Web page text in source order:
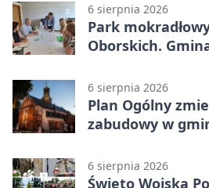
6 sierpnia 2026
Park
Oborskich.
6 sierpnia 2026
Plan Ogólny
zabudowy w
6 sierpnia 2026
Święto Wojska